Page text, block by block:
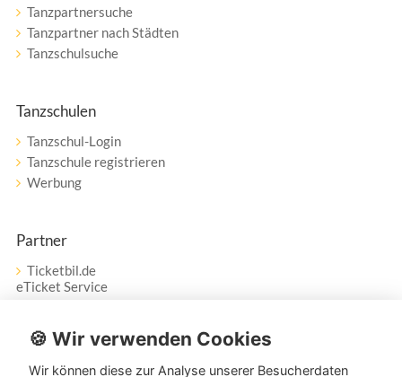
Tanzpartnersuche
Tanzpartner nach Städten
Tanzschulsuche
Tanzschulen
Tanzschul-Login
Tanzschule registrieren
Werbung
Partner
Ticketbil.de
eTicket Service
Vertrag widerrufen
🍪 Wir verwenden Cookies
Wir können diese zur Analyse unserer Besucherdaten